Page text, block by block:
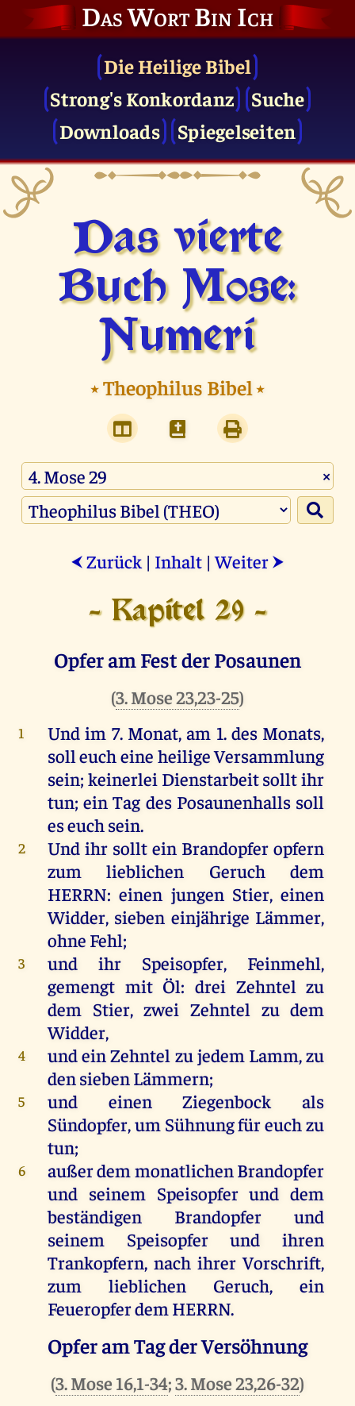
Das Wort Bin Ich
Die Heilige Bibel
Strong's Konkordanz
Suche
Downloads
Spiegelseiten
Das vierte
Buch Mose:
Numeri
⭑Theophilus Bibel⭑
×
⮜ Zurück | Inhalt |Weiter ⮞
- Kapitel 29 -
Opfer am Fest der Posaunen
(3. Mose 23,23-25)
1 Und im 7. Monat,am 1. des Monats,
solleucheine heiligeVersammlung
sein; keinerlei Dienstarbeitsolltihr
tun;ein Tag desPosaunenhalls soll
eseuchsein.
2 Und ihr sollt ein Brandopfer opfern
zum
lieblichen Geruch
dem
HERRN:einen jungen Stier,einen
Widder, sieben einjährige Lämmer,
ohne Fehl;
3 und ihr Speisopfer, Feinmehl,
gemengt mit Öl: drei Zehntel zu
dem Stier,zwei Zehntel zu dem
Widder,
4 undeinZehntel zujedem Lamm,zu
densiebenLämmern;
5 und einen Ziegenbock
als
Sündopfer,um Sühnungfüreuchzu
tun;
6 außerdem monatlichenBrandopfer
und seinem Speisopfer und dem
beständigen Brandopfer
und
seinem
Speisopfer und
ihren
Trankopfern, nach ihrer Vorschrift,
zum
lieblichen Geruch,ein
Feueropferdem HERRN.
Opfer am Tag der Versöhnung
(3. Mose 16,1-34;3. Mose 23,26-32)